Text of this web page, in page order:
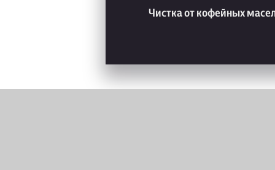
Чистка от кофейных